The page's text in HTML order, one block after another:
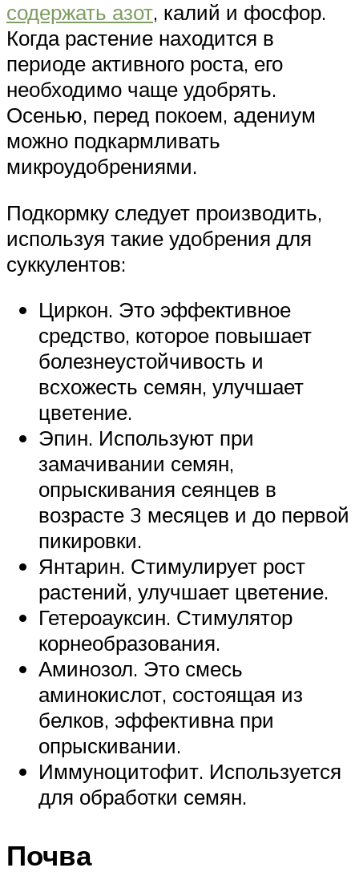
содержать азот, калий и фосфор.
Когда растение находится в
периоде активного роста, его
необходимо чаще удобрять.
Осенью, перед покоем, адениум
можно подкармливать
микроудобрениями.
Подкормку следует производить,
используя такие удобрения для
суккулентов:
Циркон. Это эффективное
средство, которое повышает
болезнеустойчивость и
всхожесть семян, улучшает
цветение.
Эпин. Используют при
замачивании семян,
опрыскивания сеянцев в
возрасте 3 месяцев и до первой
пикировки.
Янтарин. Стимулирует рост
растений, улучшает цветение.
Гетероауксин. Стимулятор
корнеобразования.
Аминозол. Это смесь
аминокислот, состоящая из
белков, эффективна при
опрыскивании.
Иммуноцитофит. Используется
для обработки семян.
Почва